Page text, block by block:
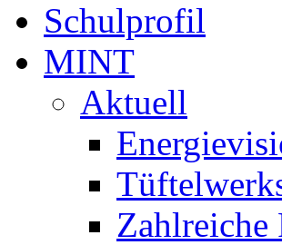
Schulprofil
MINT
Aktuell
Zahlreiche